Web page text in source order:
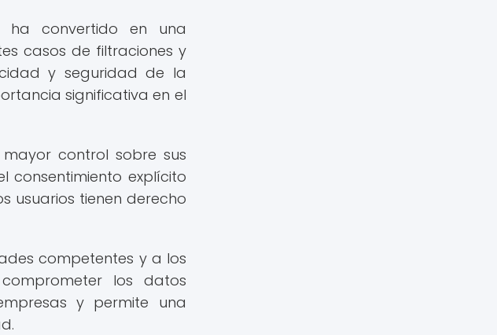
convertido en una
casos de filtraciones y
y seguridad de la
significativa en el
control sobre sus
consentimiento explícito
usuarios tienen derecho
competentes y a los
los datos
y permite una